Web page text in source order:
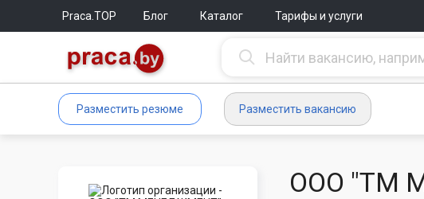
Praca.TOP Блог Каталог Тарифы и услуги
Разместить резюме Разместить вакансию
ООО "ТМ